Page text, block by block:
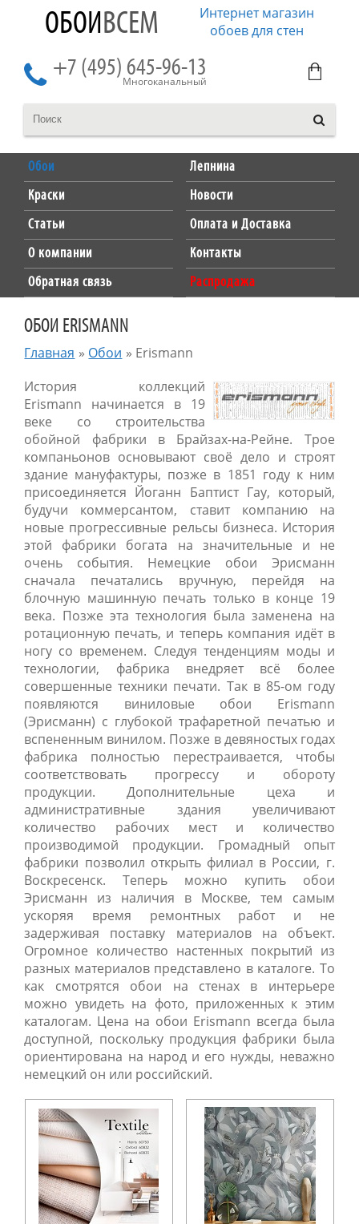
ОБОИВСЕМ
Интернет магазин
обоев для стен
+7 (495) 645-96-13
Многоканальный
Обои
Лепнина
Краски
Новости
Статьи
Оплата и Доставка
О компании
Контакты
Обратная связь
Распродажа
ОБОИ ERISMANN
Главная » Обои » Erismann
История коллекций
Erismann начинается в 19
веке со строительства
обойной фабрики в Брайзах-на-Рейне. Трое
компаньонов основывают своё дело и строят
здание мануфактуры, позже в 1851 году к ним
присоединяется Йоганн Баптист Гау, который,
будучи коммерсантом, ставит компанию на
новые прогрессивные рельсы бизнеса. История
этой фабрики богата на значительные и не
очень события. Немецкие обои Эрисманн
сначала печатались вручную, перейдя на
блочную машинную печать только в конце 19
века. Позже эта технология была заменена на
ротационную печать, и теперь компания идёт в
ногу со временем. Следуя тенденциям моды и
технологии, фабрика внедряет всё более
совершенные техники печати. Так в 85-ом году
появляются виниловые обои Erismann
(Эрисманн) с глубокой трафаретной печатью и
вспененным винилом. Позже в девяностых годах
фабрика полностью перестраивается, чтобы
соответствовать прогрессу и обороту
продукции. Дополнительные цеха и
административные здания увеличивают
количество рабочих мест и количество
производимой продукции. Громадный опыт
фабрики позволил открыть филиал в России, г.
Воскресенск. Теперь можно купить обои
Эрисманн из наличия в Москве, тем самым
ускоряя время ремонтных работ и не
задерживая поставку материалов на объект.
Огромное количество настенных покрытий из
разных материалов представлено в каталоге. То
как смотрятся обои на стенах в интерьере
можно увидеть на фото, приложенных к этим
каталогам. Цена на обои Erismann всегда была
доступной, поскольку продукция фабрики была
ориентирована на народ и его нужды, неважно
немецкий он или российский.